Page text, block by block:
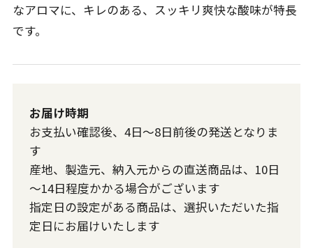
なアロマに、キレのある、スッキリ爽快な酸味が特長
です。
お届け時期
お支払い確認後、4日～8日前後の発送となりま
す
産地、製造元、納入元からの直送商品は、10日
～14日程度かかる場合がございます
指定日の設定がある商品は、選択いただいた指
定日にお届けいたします